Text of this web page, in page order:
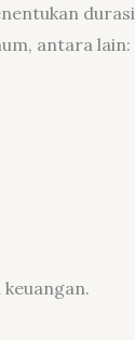
durasi
antara lain: